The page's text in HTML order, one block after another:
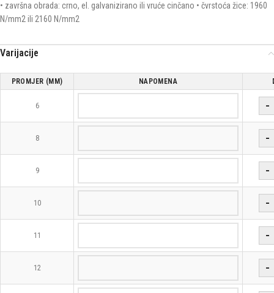
• završna obrada: crno, el. galvanizirano ili vruće cinčano • čvrstoća žice: 1960
N/mm2 ili 2160 N/mm2
Varijacije
PROMJER (MM) NAPOMENA
6 −
8 −
9 −
10 −
11 −
12 −